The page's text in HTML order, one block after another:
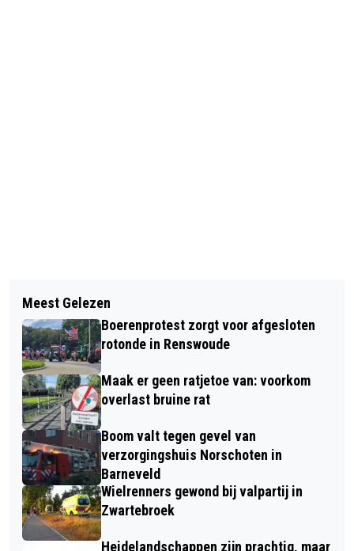
DRUKKE WINKELSTRAAT AFGESLOTEN
WEGENS GASLUCHT IN BARNEVELD
BELEEF KERSTNACHT IN DE MIDDEN
NEDERLAND HALLEN
Meest Gelezen
Boerenprotest zorgt voor afgesloten
rotonde in Renswoude
Maak er geen ratjetoe van: voorkom
overlast bruine rat
Boom valt tegen gevel van
verzorgingshuis Norschoten in
Barneveld
Wielrenners gewond bij valpartij in
Zwartebroek
Heidelandschappen zijn prachtig, maar